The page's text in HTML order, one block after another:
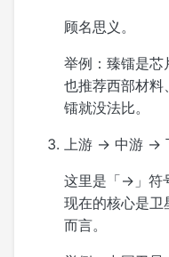
顾名思义。
举例：臻镭是芯
也推荐西部材料
镭就没法比。
上游 → 中游 →
这里是「→」符
现在的核心是卫
而言。